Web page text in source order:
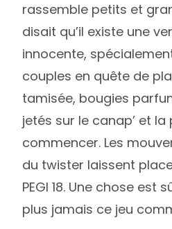
rassemble petits et
disait qu’il existe une
innocente,
couples en quête de
tamisée, bougies
jetés sur le canap’ et
commencer. Les
du twister laissent
PEGI 18. Une chose est
plus jamais ce jeu